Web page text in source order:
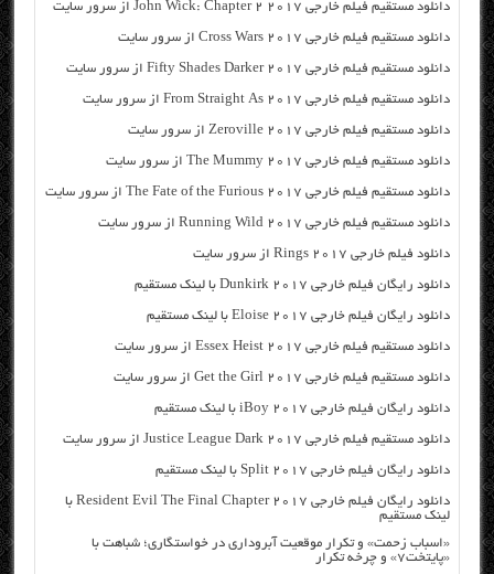
دانلود مستقیم فیلم خارجی John Wick: Chapter 2 2017 از سرور سایت
دانلود مستقیم فیلم خارجی Cross Wars 2017 از سرور سایت
دانلود مستقیم فیلم خارجی Fifty Shades Darker 2017 از سرور سایت
دانلود مستقیم فیلم خارجی From Straight As 2017 از سرور سایت
دانلود مستقیم فیلم خارجی Zeroville 2017 از سرور سایت
دانلود مستقیم فیلم خارجی The Mummy 2017 از سرور سایت
دانلود مستقیم فیلم خارجی The Fate of the Furious 2017 از سرور سایت
دانلود مستقیم فیلم خارجی Running Wild 2017 از سرور سایت
دانلود فیلم خارجی Rings 2017 از سرور سایت
دانلود رایگان فیلم خارجی Dunkirk 2017 با لینک مستقیم
دانلود رایگان فیلم خارجی Eloise 2017 با لینک مستقیم
دانلود مستقیم فیلم خارجی Essex Heist 2017 از سرور سایت
دانلود مستقیم فیلم خارجی Get the Girl 2017 از سرور سایت
دانلود رایگان فیلم خارجی iBoy 2017 با لینک مستقیم
دانلود مستقیم فیلم خارجی Justice League Dark 2017 از سرور سایت
دانلود رایگان فیلم خارجی Split 2017 با لینک مستقیم
دانلود رایگان فیلم خارجی Resident Evil The Final Chapter 2017 با
لینک مستقیم
«اسباب زحمت» و تکرار موقعیت آبروداری در خواستگاری؛ شباهت با
«پایتخت۷» و چرخه تکرار